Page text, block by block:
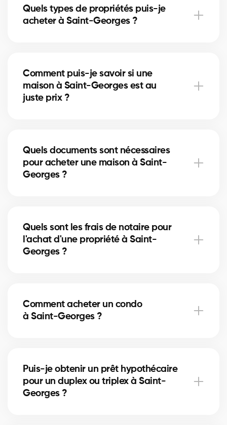
courtiers vous conseillent en fonction des tendances
actuelles afin de maximiser votre investissement.
Quels types de propriétés puis-je
acheter à Saint-Georges ?
immeuble locatif. Nos courtiers vous aident à trouver
la propriété qui correspond à vos objectifs et à votre
budget.
Comment puis-je savoir si une
maison à Saint-Georges est au
juste prix ?
l’emplacement pour vous donner une estimation
précise et vous éviter de surpayer.
Quels documents sont nécessaires
pour acheter une maison à Saint-
Georges ?
d'une pièce d'identité et d'une lettre de
préapprobation. Nos experts vous accompagnent
dans chaque étape.
Quels sont les frais de notaire pour
l'achat d'une propriété à Saint-
Georges ?
vérification des titres et l’inscription hypothécaire.
Nos courtiers peuvent vous aider à estimer ces
Comment acheter un condo
à Saint-Georges ?
la gestion de la copropriété. Nos courtiers vous
guident pour éviter les mauvaises surprises.
Puis-je obtenir un prêt hypothécaire
pour un duplex ou triplex à Saint-
Georges ?